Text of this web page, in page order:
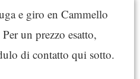
e giro en Cammello
un prezzo esatto,
di contatto qui sotto.